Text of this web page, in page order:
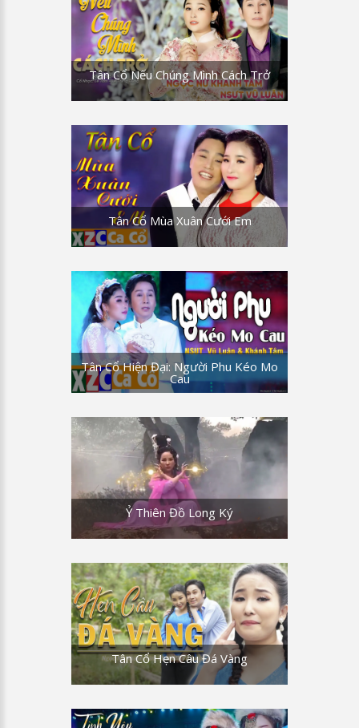
Tân Cổ Nếu Chúng Mình Cách Trở
Tân Cổ Mùa Xuân Cưới Em
Tân Cổ Hiện Đại: Người Phu Kéo Mo
Cau
Ỷ Thiên Đồ Long Ký
Tân Cổ Hẹn Câu Đá Vàng